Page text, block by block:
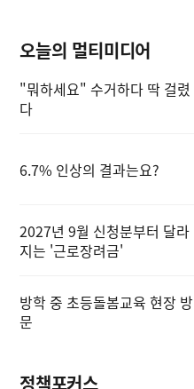
오늘의 멀티미디어
"뭐하세요" 수거하다 딱 걸렸
다
6.7% 인상의 결과는요?
2027년 9월 신청분부터 달라
지는 '근로장려금'
방학 중 초등돌봄교육 현장 방
문
정책포커스